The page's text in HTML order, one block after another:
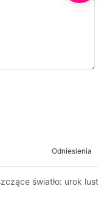
Odniesienia
luster
światło: urok